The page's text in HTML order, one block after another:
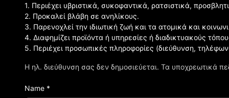
Η ηλ. διεύθυνση σας δεν δημοσιεύεται. Τα υποχρεωτικά
1. Περιέχει υβριστικά, συκοφαντικά, ρατσιστικά,
2. Προκαλεί βλάβη σε ανηλίκους.
3. Παρενοχλεί την ιδιωτική ζωή και τα ατομικά και
4. Διαφημίζει προϊόντα ή υπηρεσίες ή διαδικτυακούς
5. Περιέχει προσωπικές πληροφορίες (διεύθυνση,
Name *